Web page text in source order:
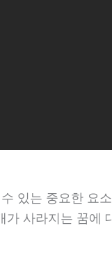
있는 중요한 요
사라지는 꿈에